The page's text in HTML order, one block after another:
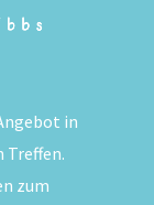
in
Treffen.
zum